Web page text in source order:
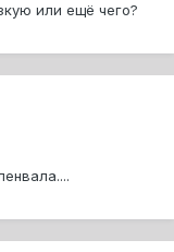
или ещё чего?